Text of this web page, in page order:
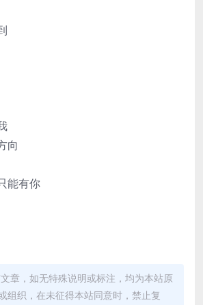
向
能有你
章，如无特殊说明或标注，均为本站原
组织，在未征得本站同意时，禁止复